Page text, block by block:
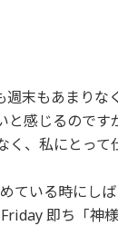
末もあまりな
感じるのです
、私にとって
ている時にし
即ち「神